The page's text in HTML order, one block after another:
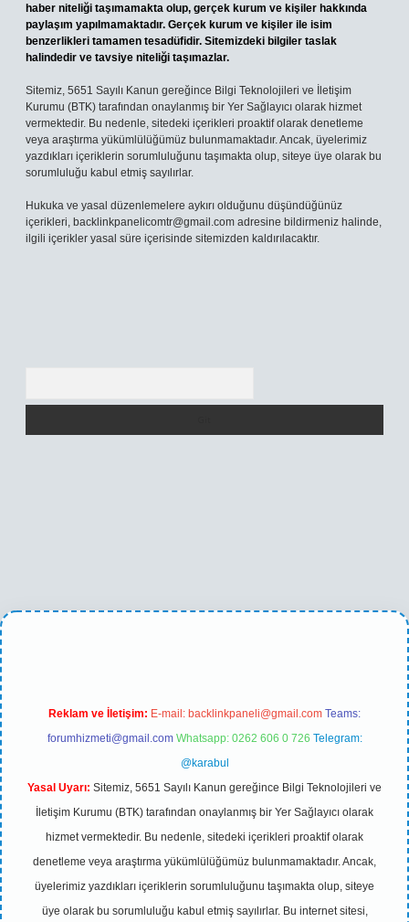
haber niteliği taşımamakta olup, gerçek kurum ve kişiler hakkında
paylaşım yapılmamaktadır. Gerçek kurum ve kişiler ile isim
benzerlikleri tamamen tesadüfidir. Sitemizdeki bilgiler taslak
halindedir ve tavsiye niteliği taşımazlar.
Sitemiz, 5651 Sayılı Kanun gereğince Bilgi Teknolojileri ve İletişim
Kurumu (BTK) tarafından onaylanmış bir Yer Sağlayıcı olarak hizmet
vermektedir. Bu nedenle, sitedeki içerikleri proaktif olarak denetleme
veya araştırma yükümlülüğümüz bulunmamaktadır. Ancak, üyelerimiz
yazdıkları içeriklerin sorumluluğunu taşımakta olup, siteye üye olarak bu
sorumluluğu kabul etmiş sayılırlar.
Hukuka ve yasal düzenlemelere aykırı olduğunu düşündüğünüz
içerikleri, backlinkpanelicomtr@gmail.com adresine bildirmeniz halinde,
ilgili içerikler yasal süre içerisinde sitemizden kaldırılacaktır.
betexper yeni giriş
Reklam ve İletişim: E-mail: backlinkpaneli@gmail.com Teams:
forumhizmeti@gmail.com Whatsapp: 0262 606 0 726 Telegram:
@karabul
Yasal Uyarı: Sitemiz, 5651 Sayılı Kanun gereğince Bilgi Teknolojileri ve
İletişim Kurumu (BTK) tarafından onaylanmış bir Yer Sağlayıcı olarak
hizmet vermektedir. Bu nedenle, sitedeki içerikleri proaktif olarak
denetleme veya araştırma yükümlülüğümüz bulunmamaktadır. Ancak,
üyelerimiz yazdıkları içeriklerin sorumluluğunu taşımakta olup, siteye
üye olarak bu sorumluluğu kabul etmiş sayılırlar. Bu internet sitesi,